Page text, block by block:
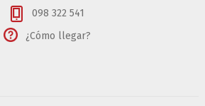
098 322 541
¿Cómo llegar?